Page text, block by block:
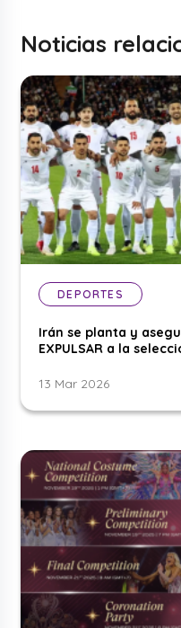
Noticias
DEPORTES
Irán se planta y
EXPULSAR a la
13 Mar 2026